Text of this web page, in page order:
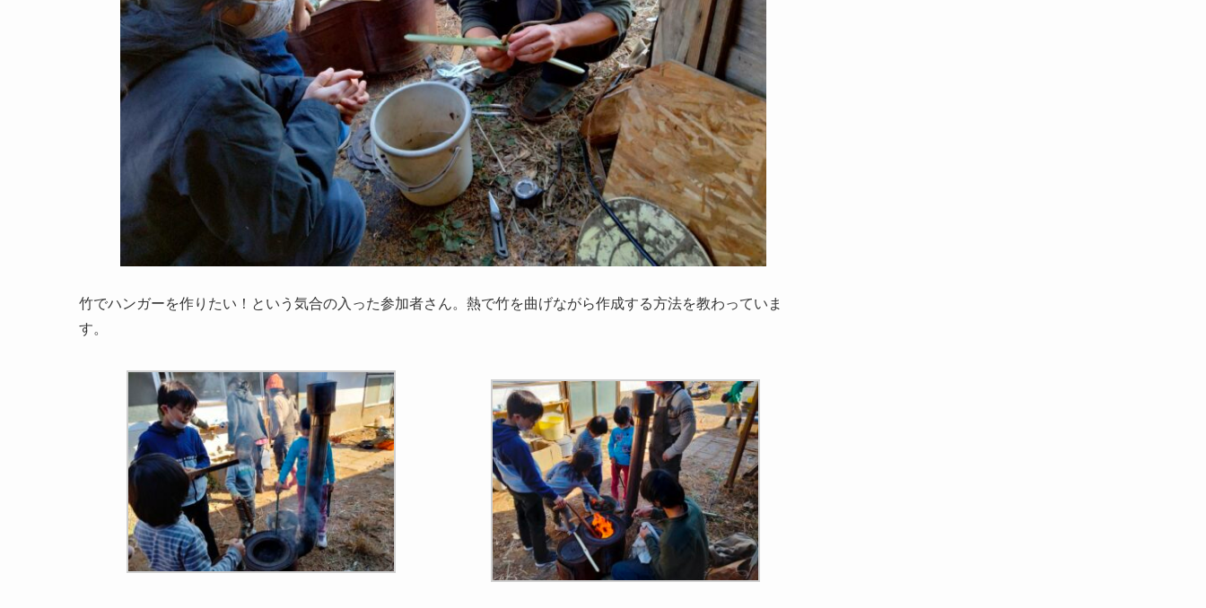
竹でハンガーを作りたい！という気合の入った参加者さん。熱で竹を曲げながら作成する方法を教わっていま
す。